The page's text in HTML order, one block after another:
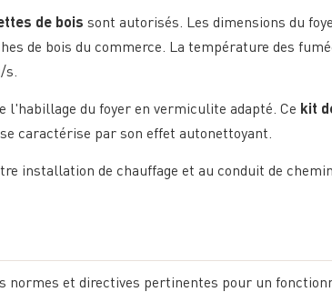
de bois sont autorisés. Les dimensions du
de bois du commerce. La température des
s.
l'habillage du foyer en vermiculite adapté. Ce kit
caractérise par son effet autonettoyant.
installation de chauffage et au conduit de
normes et directives pertinentes pour un